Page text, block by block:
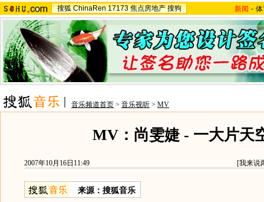
搜狐 ChinaRen 17173 焦点房地产 搜狗 新闻 -
音乐频道首页 > 音乐视听 > MV
MV：尚雯婕 - 一大片天
2007年10月16日11:49 [我来说
来源：搜狐音乐